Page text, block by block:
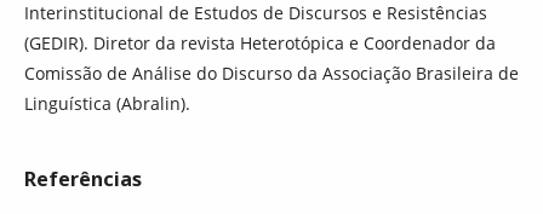
Interinstitucional de Estudos de Discursos e Resistências
(GEDIR). Diretor da revista Heterotópica e Coordenador da
Comissão de Análise do Discurso da Associação Brasileira de
Linguística (Abralin).
Referências